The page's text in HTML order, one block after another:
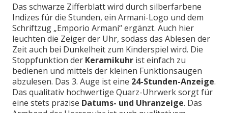
Das schwarze Zifferblatt wird durch silberfarbene
Indizes für die Stunden, ein Armani-Logo und dem
Schriftzug „Emporio Armani“ ergänzt. Auch hier
leuchten die Zeiger der Uhr, sodass das Ablesen der
Zeit auch bei Dunkelheit zum Kinderspiel wird. Die
Stoppfunktion der Keramikuhr ist einfach zu
bedienen und mittels der kleinen Funktionsaugen
abzulesen. Das 3. Auge ist eine 24-Stunden-Anzeige.
Das qualitativ hochwertige Quarz-Uhrwerk sorgt für
eine stets präzise Datums- und Uhranzeige. Das